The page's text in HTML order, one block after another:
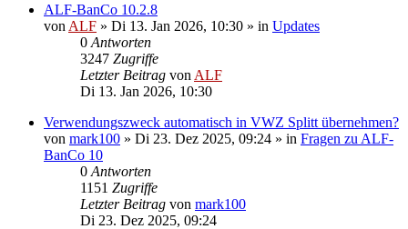
ALF-BanCo 10.2.8
von ALF » Di 13. Jan 2026, 10:30 » in Updates
0 Antworten
3247 Zugriffe
Letzter Beitrag von ALF
Di 13. Jan 2026, 10:30
Verwendungszweck automatisch in VWZ Splitt übernehmen?
von mark100 » Di 23. Dez 2025, 09:24 » in Fragen zu ALF-
BanCo 10
0 Antworten
1151 Zugriffe
Letzter Beitrag von mark100
Di 23. Dez 2025, 09:24